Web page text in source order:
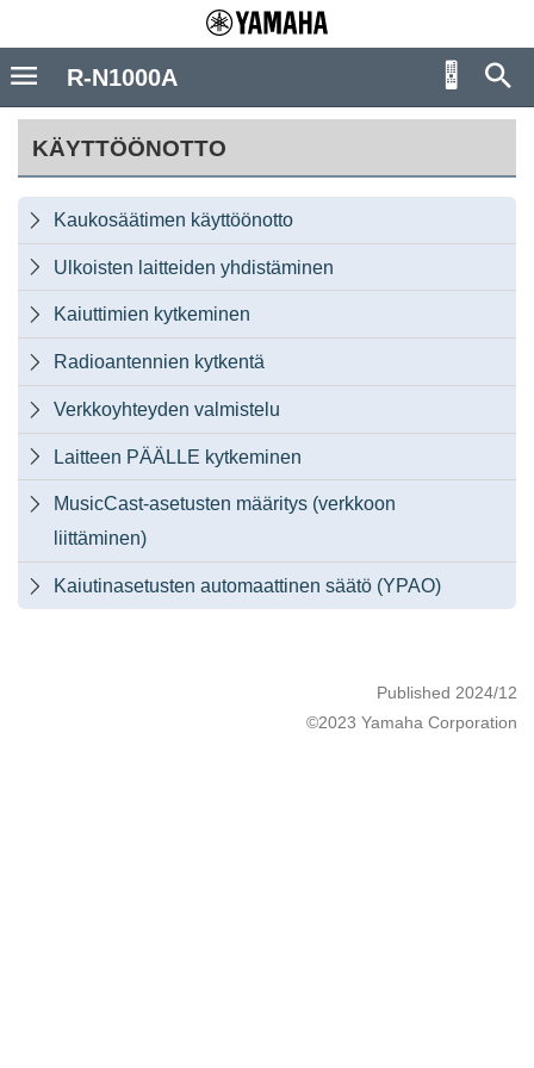
KÄYTTÖÖNOTTO
 Kaukosäätimen käyttöönotto
 Ulkoisten laitteiden yhdistäminen
 Kaiuttimien kytkeminen
 Radioantennien kytkentä
 Verkkoyhteyden valmistelu
 Laitteen PÄÄLLE kytkeminen

MusicCast-asetusten määritys (verkkoon
liittäminen)
 Kaiutinasetusten automaattinen säätö (YPAO)
Published 2024/12
©2023 Yamaha Corporation
R-N1000A